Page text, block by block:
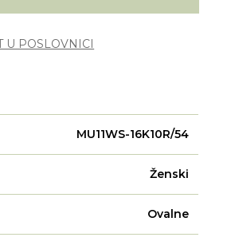
U POSLOVNICI
MU11WS-16K10R/54
Ženski
Ovalne